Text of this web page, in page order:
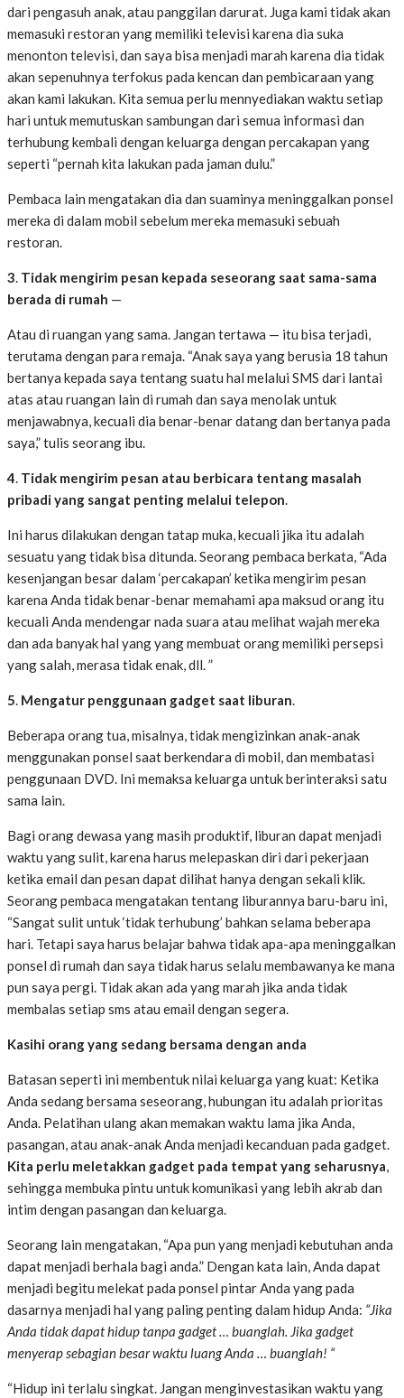
dari pengasuh anak, atau panggilan darurat. Juga kami tidak akan
memasuki restoran yang memiliki televisi karena dia suka
menonton televisi, dan saya bisa menjadi marah karena dia tidak
akan sepenuhnya terfokus pada kencan dan pembicaraan yang
akan kami lakukan. Kita semua perlu mennyediakan waktu setiap
hari untuk memutuskan sambungan dari semua informasi dan
terhubung kembali dengan keluarga dengan percakapan yang
seperti “pernah kita lakukan pada jaman dulu.”
Pembaca lain mengatakan dia dan suaminya meninggalkan ponsel
mereka di dalam mobil sebelum mereka memasuki sebuah
restoran.
3. Tidak mengirim pesan kepada seseorang saat sama-sama
berada di rumah —
Atau di ruangan yang sama. Jangan tertawa — itu bisa terjadi,
terutama dengan para remaja. “Anak saya yang berusia 18 tahun
bertanya kepada saya tentang suatu hal melalui SMS dari lantai
atas atau ruangan lain di rumah dan saya menolak untuk
menjawabnya, kecuali dia benar-benar datang dan bertanya pada
saya,” tulis seorang ibu.
4. Tidak mengirim pesan atau berbicara tentang masalah
pribadi yang sangat penting melalui telepon.
Ini harus dilakukan dengan tatap muka, kecuali jika itu adalah
sesuatu yang tidak bisa ditunda. Seorang pembaca berkata, “Ada
kesenjangan besar dalam ‘percakapan’ ketika mengirim pesan
karena Anda tidak benar-benar memahami apa maksud orang itu
kecuali Anda mendengar nada suara atau melihat wajah mereka
dan ada banyak hal yang yang membuat orang memiliki persepsi
yang salah, merasa tidak enak, dll. ”
5. Mengatur penggunaan gadget saat liburan.
Beberapa orang tua, misalnya, tidak mengizinkan anak-anak
menggunakan ponsel saat berkendara di mobil, dan membatasi
penggunaan DVD. Ini memaksa keluarga untuk berinteraksi satu
sama lain.
Bagi orang dewasa yang masih produktif, liburan dapat menjadi
waktu yang sulit, karena harus melepaskan diri dari pekerjaan
ketika email dan pesan dapat dilihat hanya dengan sekali klik.
Seorang pembaca mengatakan tentang liburannya baru-baru ini,
“Sangat sulit untuk ‘tidak terhubung’ bahkan selama beberapa
hari. Tetapi saya harus belajar bahwa tidak apa-apa meninggalkan
ponsel di rumah dan saya tidak harus selalu membawanya ke mana
pun saya pergi. Tidak akan ada yang marah jika anda tidak
membalas setiap sms atau email dengan segera.
Kasihi orang yang sedang bersama dengan anda
Batasan seperti ini membentuk nilai keluarga yang kuat: Ketika
Anda sedang bersama seseorang, hubungan itu adalah prioritas
Anda. Pelatihan ulang akan memakan waktu lama jika Anda,
pasangan, atau anak-anak Anda menjadi kecanduan pada gadget.
Kita perlu meletakkan gadget pada tempat yang seharusnya,
sehingga membuka pintu untuk komunikasi yang lebih akrab dan
intim dengan pasangan dan keluarga.
Seorang lain mengatakan, “Apa pun yang menjadi kebutuhan anda
dapat menjadi berhala bagi anda.” Dengan kata lain, Anda dapat
menjadi begitu melekat pada ponsel pintar Anda yang pada
dasarnya menjadi hal yang paling penting dalam hidup Anda: “Jika
Anda tidak dapat hidup tanpa gadget … buanglah. Jika gadget
menyerap sebagian besar waktu luang Anda … buanglah! “
“Hidup ini terlalu singkat. Jangan menginvestasikan waktu yang